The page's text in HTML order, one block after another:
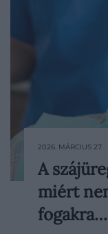
A modern
fókuszú
kizárólag a
2026. MÁRCIUS
A
miért
fogakra…